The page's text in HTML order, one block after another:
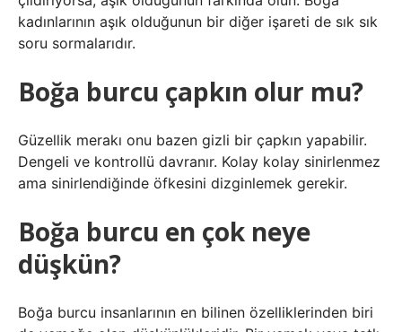
kadınlarının aşık olduğunun bir diğer işareti de sık sık
soru sormalarıdır.
Boğa burcu çapkın olur mu?
Güzellik merakı onu bazen gizli bir çapkın yapabilir.
Dengeli ve kontrollü davranır. Kolay kolay sinirlenmez
ama sinirlendiğinde öfkesini dizginlemek gerekir.
Boğa burcu en çok neye
düşkün?
Boğa burcu insanlarının en bilinen özelliklerinden biri